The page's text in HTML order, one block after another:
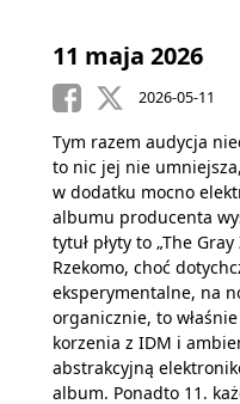
11 maja 2026
2026-05-11
Tym razem audycja
to nic jej nie
w dodatku mocno
albumu producenta
tytuł płyty to „The
Rzekomo, choć
eksperymentalne, na
organicznie, to
korzenia z IDM i
abstrakcyjną
album. Ponadto 11.